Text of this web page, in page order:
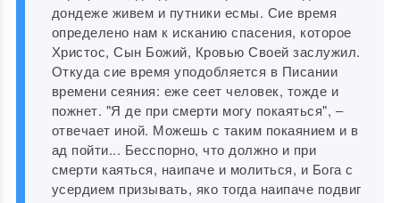
дондеже живем и путники есмы. Сие время
определено нам к исканию спасения, которое
Христос, Сын Божий, Кровью Своей заслужил.
Откуда сие время уподобляется в Писании
времени сеяния: еже сеет человек, тожде и
пожнет. "Я де при смерти могу покаяться", ‒
отвечает иной. Можешь с таким покаянием и в
ад пойти... Бесспорно, что должно и при
смерти каяться, наипаче и молиться, и Бога с
усердием призывать, яко тогда наипаче подвиг